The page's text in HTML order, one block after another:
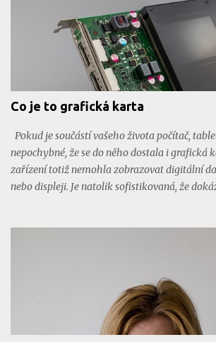
k překonání rychlosti zvuku. Aktuálně
rekord. Co o tomto letadle všechno nevíte?
létání Za rohem možná číhá nová,
letecké dopravy. Její průkopník, letoun
provozu v letech 1976 až 2003. Bohužel
jeho éry udělala pak smrtelná letecká nehoda
Concordu byl hodně náročný na spalování
v dnešní době...
Co je to grafická karta
Pokud je součástí vašeho života počítač,
nepochybné, že se do něho dostala i grafická
zařízení totiž nemohla zobrazovat digitální
nebo displeji. Je natolik sofistikovaná, že
mnoho toho nezmohla, protože počítač uměl
textovém režimu. Byl tu ale slibný začátek
letech prošlo rychlým vývojem a